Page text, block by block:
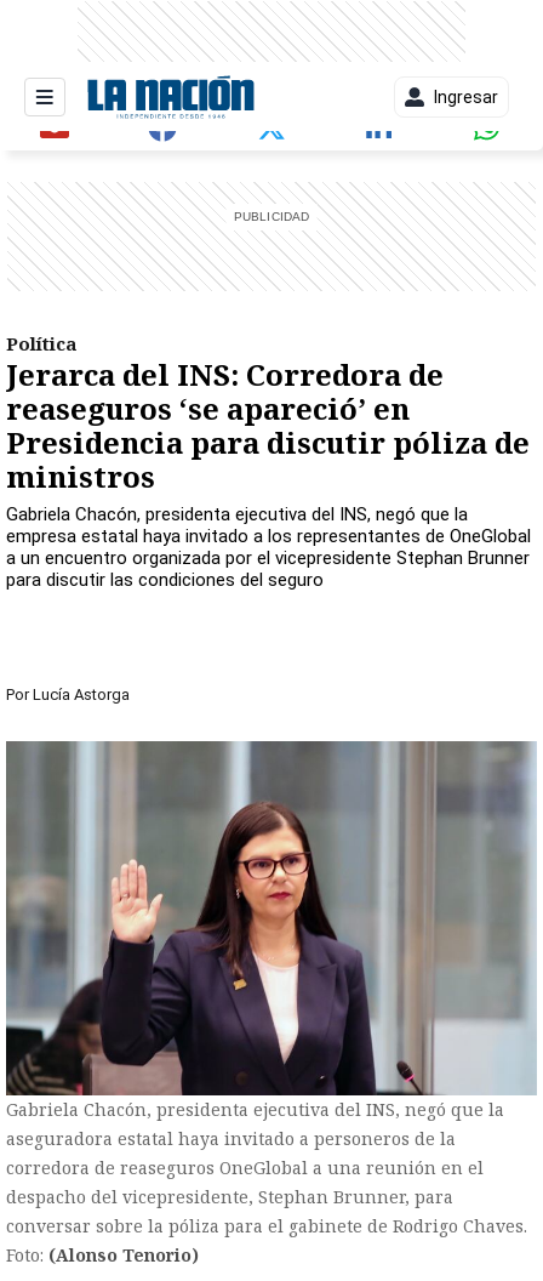
Ingresar
Política
Jerarca del INS: Corredora de
reaseguros ‘se apareció’ en
Presidencia para discutir póliza de
ministros
Gabriela Chacón, presidenta ejecutiva del INS, negó que la
empresa estatal haya invitado a los representantes de OneGlobal
a un encuentro organizada por el vicepresidente Stephan Brunner
para discutir las condiciones del seguro
Por Lucía Astorga
Gabriela Chacón, presidenta ejecutiva del INS, negó que la
aseguradora estatal haya invitado a personeros de la
corredora de reaseguros OneGlobal a una reunión en el
despacho del vicepresidente, Stephan Brunner, para
conversar sobre la póliza para el gabinete de Rodrigo Chaves.
Foto: (Alonso Tenorio)